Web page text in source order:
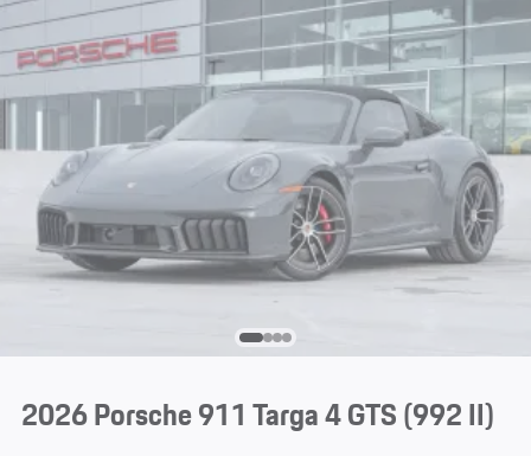
2026 Porsche 911 Targa 4 GTS(992 II)